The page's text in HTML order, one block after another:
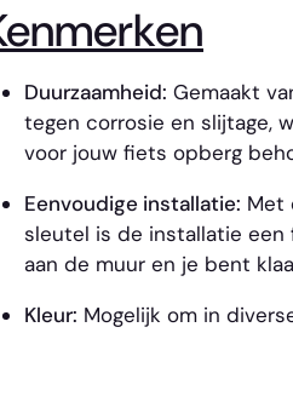
Duurzaamheid: Gemaakt
tegen corrosie en slijtage,
voor jouw fiets opberg
Eenvoudige installatie: Met
sleutel is de installatie een
aan de muur en je bent
Kleur: Mogelijk om in